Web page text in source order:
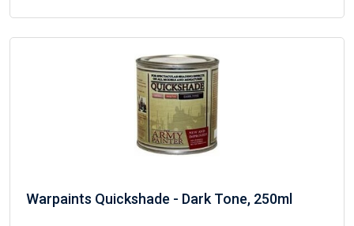
Warpaints Quickshade - Dark Tone, 250ml